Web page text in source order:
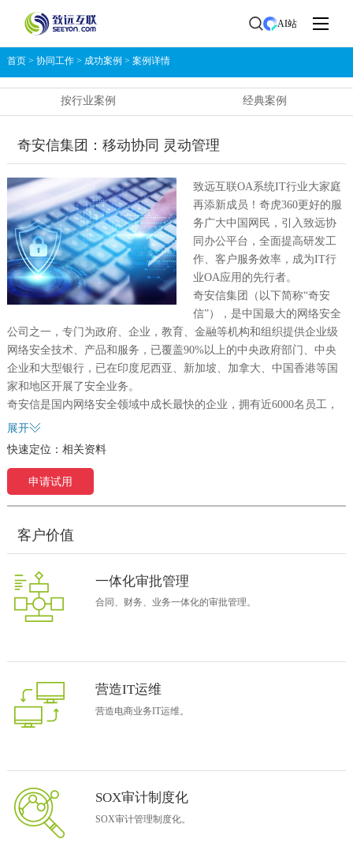
AI站
首页> 协同工作> 成功案例 > 案例详情
按行业案例 经典案例
奇安信集团：移动协同 灵动管理
致远互联OA系统IT行业大家庭
再添新成员！奇虎360更好的服
务广大中国网民，引入致远协
同办公平台，全面提高研发工
作、客户服务效率，成为IT行
业OA应用的先行者。
奇安信集团（以下简称“奇安
信”），是中国最大的网络安全
公司之一，专门为政府、企业，教育、金融等机构和组织提供企业级
网络安全技术、产品和服务，已覆盖90%以上的中央政府部门、中央
企业和大型银行，已在印度尼西亚、新加坡、加拿大、中国香港等国
家和地区开展了安全业务。
奇安信是国内网络安全领域中成长最快的企业，拥有近6000名员工，
2016-2018年三年的营业收入的年复合增长率超过90%，增长速度创记
奇安信办公信息化现状
奇安信除了主营业务之外，还没有建设完善的管理系统软件，仅使用
邮件系统、AD域系统进行内部管理。
1. 作为中国优秀的互联网公司，在实现互联网安全创新的同时，更需
适合的软件能够应对组织变革带来的挑战。
3. 财务和合同审批量大、效率低——业务审批的效率制约公司业务管
理的高效运营。
需要信息审批和信息授权。
OA系统使用范围
奇安信
组织架构。
协同平台业务支撑
1、合同、财务、业务一体化：
（1）付款申请表
展开
快速定位： 相关资料
申请试用
客户价值
一体化审批管理
合同、财务、业务一体化的审批管理。
营造IT运维
营造电商业务IT运维。
SOX审计制度化
SOX审计管理制度化。